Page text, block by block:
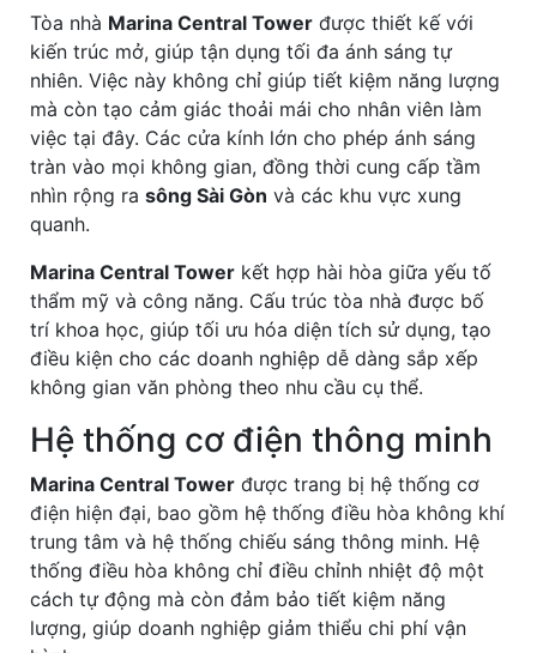
Tòa nhà Marina Central Tower được thiết kế với
kiến trúc mở, giúp tận dụng tối đa ánh sáng tự
nhiên. Việc này không chỉ giúp tiết kiệm năng lượng
mà còn tạo cảm giác thoải mái cho nhân viên làm
việc tại đây. Các cửa kính lớn cho phép ánh sáng
tràn vào mọi không gian, đồng thời cung cấp tầm
nhìn rộng ra sông Sài Gòn và các khu vực xung
quanh.
Marina Central Tower kết hợp hài hòa giữa yếu tố
thẩm mỹ và công năng. Cấu trúc tòa nhà được bố
trí khoa học, giúp tối ưu hóa diện tích sử dụng, tạo
điều kiện cho các doanh nghiệp dễ dàng sắp xếp
không gian văn phòng theo nhu cầu cụ thể.
Hệ thống cơ điện thông minh
Marina Central Tower được trang bị hệ thống cơ
điện hiện đại, bao gồm hệ thống điều hòa không khí
trung tâm và hệ thống chiếu sáng thông minh. Hệ
thống điều hòa không chỉ điều chỉnh nhiệt độ một
cách tự động mà còn đảm bảo tiết kiệm năng
lượng, giúp doanh nghiệp giảm thiểu chi phí vận